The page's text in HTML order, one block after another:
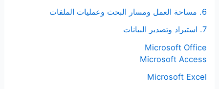
6. مساحة العمل ومسار البحث وعمليات الملفات
7. استيراد وتصدير البيانات
Microsoft Office
Microsoft Access
Microsoft Excel